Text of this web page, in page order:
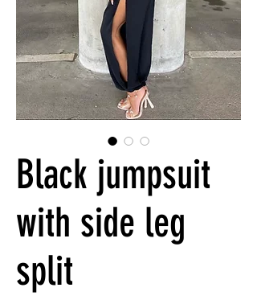
Black jumpsuit
with side leg
split